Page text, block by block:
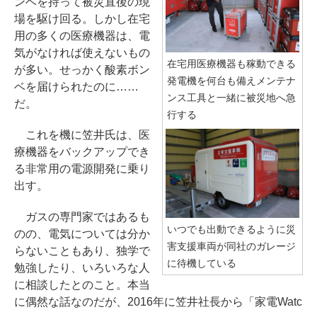
在宅用医療機器も稼動できる
発電機を何台も備えメンテナ
ンス工具と一緒に被災地へ急
行する
いつでも出動できるように災
害支援車両が同社のガレージ
に待機している
場を駆け回る。しかし在宅
用の多くの医療機器は、電
気がなければ使えないもの
が多い。せっかく酸素ボン
ベを届けられたのに……
だ。
これを機に笠井氏は、医
療機器をバックアップでき
る非常用の電源開発に乗り
出す。
ガスの専門家ではあるも
のの、電気については分か
らないこともあり、独学で
勉強したり、いろいろな人
に相談したとのこと。本当
に偶然な話なのだが、2016年に笠井社長から「家電Watc